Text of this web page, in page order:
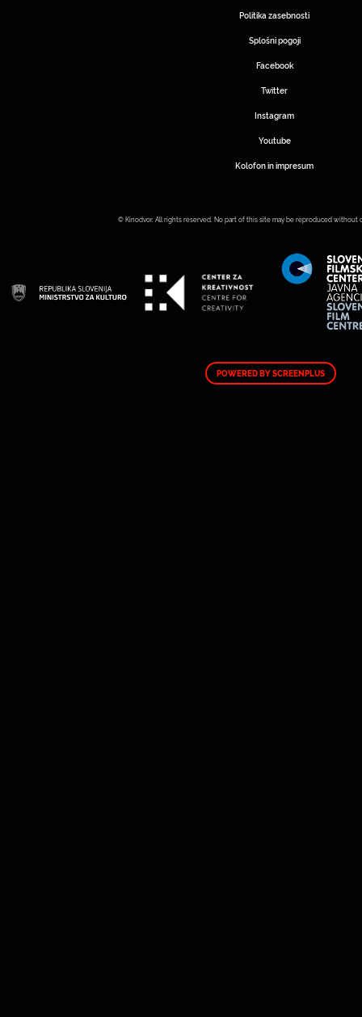
Politika zasebnosti
Splošni pogoji
Facebook
Twitter
Instagram
Youtube
Kolofon in impresum
© Kinodvor. All rights reserved. No part of this site may be reproduced without
POWERED BY SCREENPLUS